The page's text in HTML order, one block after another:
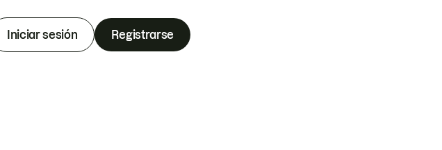
Iniciar sesión Registrarse